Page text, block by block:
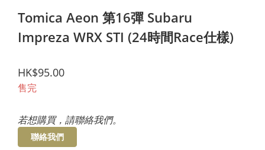
Tomica Aeon 第16彈 Subaru
Impreza WRX STI (24時間Race仕樣)
HK$95.00
售完
若想購買，請聯絡我們。
聯絡我們